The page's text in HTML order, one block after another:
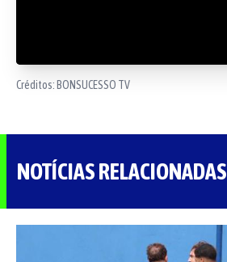
Créditos:BONSUCESSO TV
NOTÍCIAS RELACIONADAS